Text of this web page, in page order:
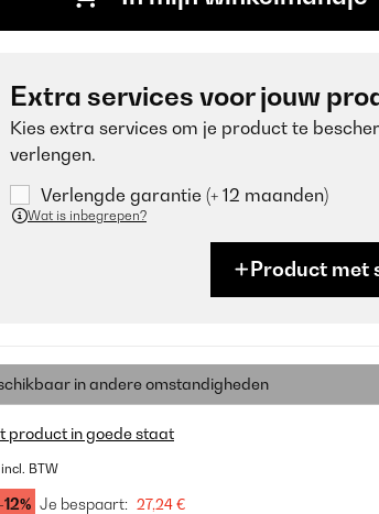
Extra services voor jouw
Kies extra services om je product te
verlengen.
Verlengde garantie (+ 12 maanden)
Wat is inbegrepen?
Product met
in andere omstandigheden
product in goede staat
incl. BTW
Je bespaart: 27,24 €